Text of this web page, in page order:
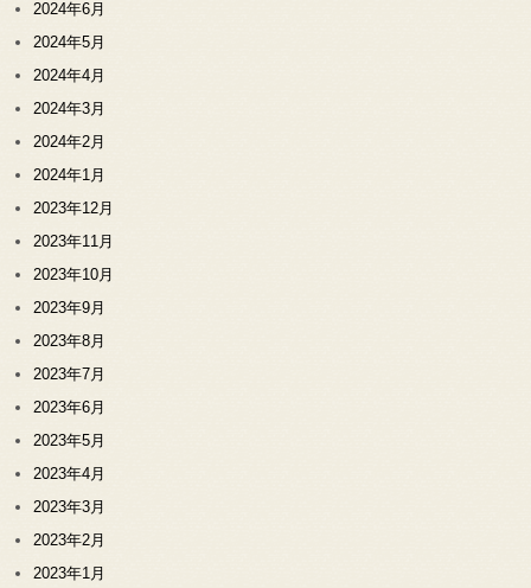
2024年6月
2024年5月
2024年4月
2024年3月
2024年2月
2024年1月
2023年12月
2023年11月
2023年10月
2023年9月
2023年8月
2023年7月
2023年6月
2023年5月
2023年4月
2023年3月
2023年2月
2023年1月